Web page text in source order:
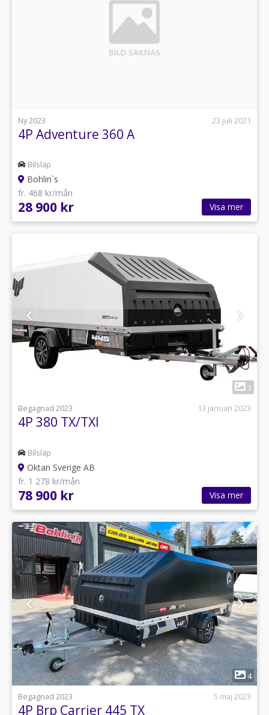
Ny 2023 23 juli 2021
4P Adventure 360 A
Bilsläp
Bohlin`s
fr. 468 kr/mån
28 900 kr Visa mer
3
Begagnad 2023
13 januari 2023
4P 380 TX/TXI
Bilsläp
Oktan Sverige AB
fr. 1 278 kr/mån
78 900 kr Visa mer
1
4
Begagnad 2023
5 maj 2023
4P Brp Carrier 445 TX